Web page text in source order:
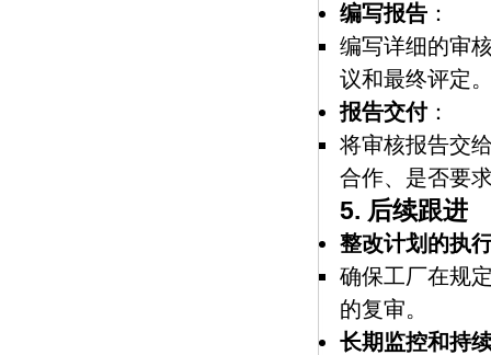
编写报告 ：
编写详细的审
议和最终评定
报告交付：
将审核报告交
合作、是否要
5. 后续跟进
整改计划的执
确保工厂在规
的复审。
长期监控和持